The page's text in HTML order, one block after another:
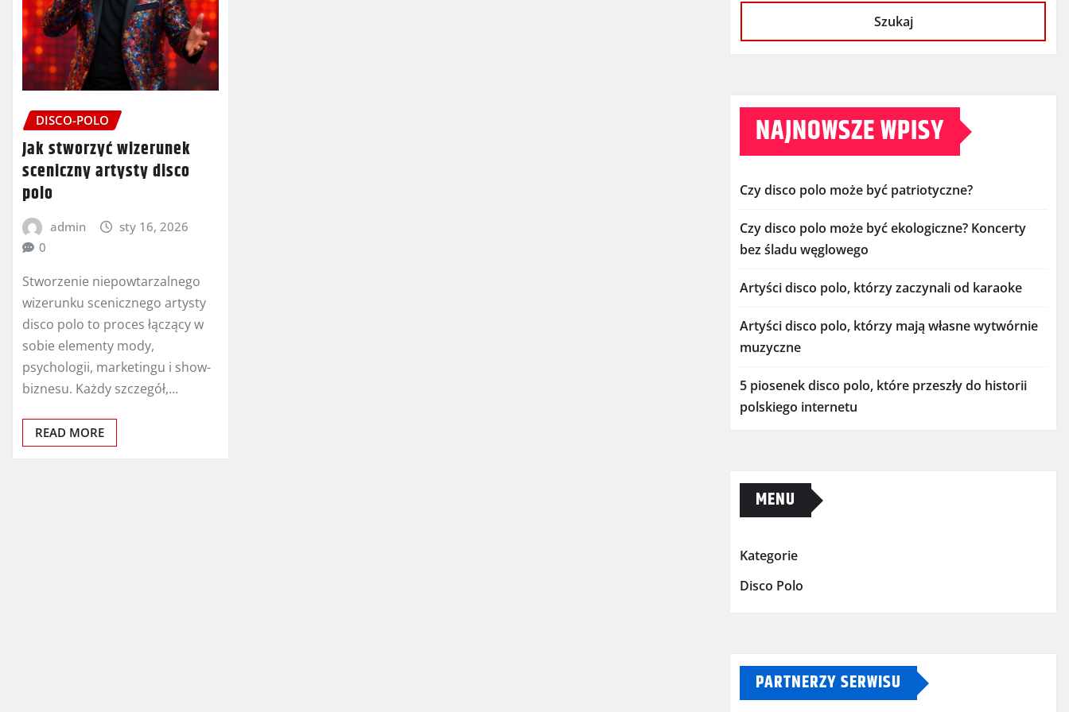
DISCO-POLO
Jak stworzyć wizerunek
sceniczny artysty disco
polo
admin
sty 16, 2026
0
Stworzenie niepowtarzalnego
wizerunku scenicznego artysty
disco polo to proces łączący w
sobie elementy mody,
psychologii, marketingu i show-
biznesu. Każdy szczegół,…
READ MORE
Szukaj
NAJNOWSZE WPISY
Czy disco polo może być patriotyczne?
Czy disco polo może być ekologiczne? Koncerty
bez śladu węglowego
Artyści disco polo, którzy zaczynali od karaoke
Artyści disco polo, którzy mają własne wytwórnie
muzyczne
5 piosenek disco polo, które przeszły do historii
polskiego internetu
MENU
Kategorie
Disco Polo
PARTNERZY SERWISU